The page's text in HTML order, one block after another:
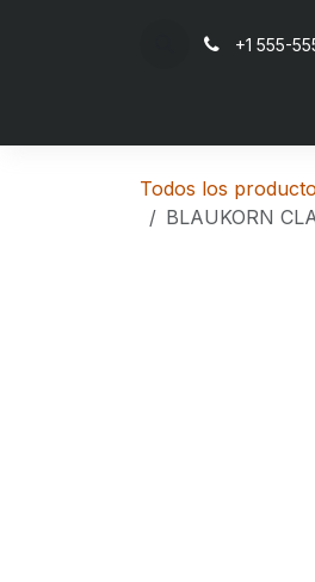
+1 555-
Todos los
BLAUKORN